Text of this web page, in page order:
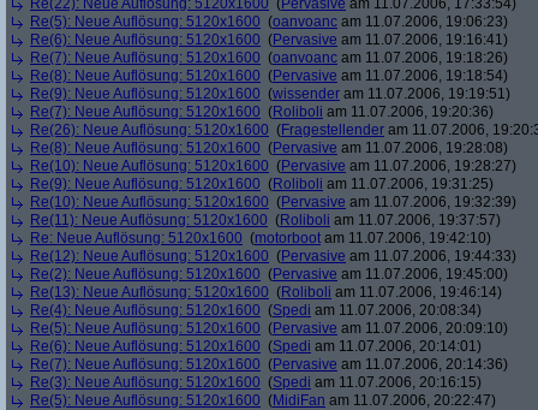
Re(22): Neue Auflösung: 5120x1600 (Pervasive am 11.07.2006, 17:33:54)
Re(5): Neue Auflösung: 5120x1600 (oanvoanc am 11.07.2006, 19:06:23)
Re(6): Neue Auflösung: 5120x1600 (Pervasive am 11.07.2006, 19:16:41)
Re(7): Neue Auflösung: 5120x1600 (oanvoanc am 11.07.2006, 19:18:26)
Re(8): Neue Auflösung: 5120x1600 (Pervasive am 11.07.2006, 19:18:54)
Re(9): Neue Auflösung: 5120x1600 (wissender am 11.07.2006, 19:19:51)
Re(7): Neue Auflösung: 5120x1600 (Roliboli am 11.07.2006, 19:20:36)
Re(26): Neue Auflösung: 5120x1600 (Fragestellender am 11.07.2006,
Re(8): Neue Auflösung: 5120x1600 (Pervasive am 11.07.2006, 19:28:08)
Re(10): Neue Auflösung: 5120x1600 (Pervasive am 11.07.2006, 19:28:27)
Re(9): Neue Auflösung: 5120x1600 (Roliboli am 11.07.2006, 19:31:25)
Re(10): Neue Auflösung: 5120x1600 (Pervasive am 11.07.2006, 19:32:39)
Re(11): Neue Auflösung: 5120x1600 (Roliboli am 11.07.2006, 19:37:57)
Re: Neue Auflösung: 5120x1600 (motorboot am 11.07.2006, 19:42:10)
Re(12): Neue Auflösung: 5120x1600 (Pervasive am 11.07.2006, 19:44:33)
Re(2): Neue Auflösung: 5120x1600 (Pervasive am 11.07.2006, 19:45:00)
Re(13): Neue Auflösung: 5120x1600 (Roliboli am 11.07.2006, 19:46:14)
Re(4): Neue Auflösung: 5120x1600 (Spedi am 11.07.2006, 20:08:34)
Re(5): Neue Auflösung: 5120x1600 (Pervasive am 11.07.2006, 20:09:10)
Re(6): Neue Auflösung: 5120x1600 (Spedi am 11.07.2006, 20:14:01)
Re(7): Neue Auflösung: 5120x1600 (Pervasive am 11.07.2006, 20:14:36)
Re(3): Neue Auflösung: 5120x1600 (Spedi am 11.07.2006, 20:16:15)
Re(5): Neue Auflösung: 5120x1600 (MidiFan am 11.07.2006, 20:22:47)